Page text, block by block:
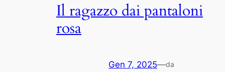
Il ragazzo dai pantaloni
rosa
Gen 7, 2025—da